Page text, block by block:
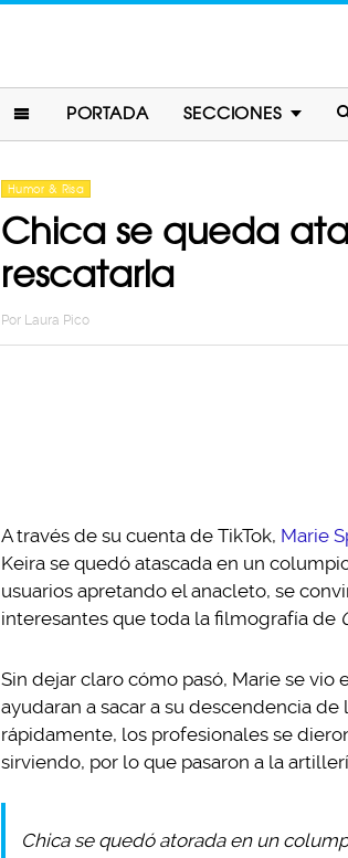
PORTADA SECCIONES
Humor & Risa
Chica se queda
rescatarla
Por Laura Pico
A través de su cuenta de TikTok, Marie
Keira se quedó atascada en un
usuarios apretando el anacleto, se
interesantes que toda la filmografía de
Sin dejar claro cómo pasó, Marie se
ayudaran a sacar a su descendencia
rápidamente, los profesionales se
sirviendo, por lo que pasaron a la
Chica se quedó atorada en un